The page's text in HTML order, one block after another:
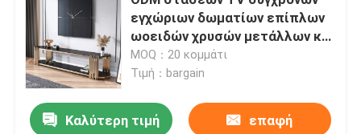
εγχώριων δωματίων επίπλων
ωοειδών χρυσών μετάλλων και
γυαλιού
MOQ：20 κομμάτι
Τιμή：bargain
Καλύτερη τιμή επαφή